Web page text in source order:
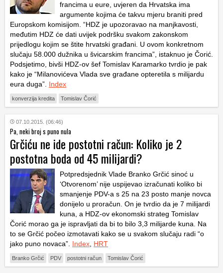
francima u eure, uvjeren da Hrvatska ima
argumente kojima će takvu mjeru braniti pred
Europskom komisijom. “HDZ je upozoravao na manjkavosti,
međutim HDZ će dati uvijek podršku svakom zakonskom
prijedlogu kojim se štite hrvatski građani. U ovom konkretnom
slučaju 58.000 dužnika u švicarskim francima”, istaknuo je Čorić.
Podsjetimo, bivši HDZ-ov šef Tomislav Karamarko tvrdio je pak
kako je “Milanovićeva Vlada sve građane opteretila s milijardu
eura duga”. Index
konverzija kredita Tomislav Čorić
07.10.2015. (06:46)
Pa, neki broj s puno nula
Grčiću ne ide postotni račun: Koliko je 2
postotna boda od 45 milijardi?
Potpredsjednik Vlade Branko Grčić sinoć u
‘Otvorenom’ nije uspijevao izračunati koliko bi
smanjenje PDV-a s 25 na 23 posto manje novca
donijelo u proračun. On je tvrdio da je 7 milijardi
kuna, a HDZ-ov ekonomski strateg Tomislav
Čorić morao ga je ispravljati da bi to bilo 3,3 milijarde kuna. Na
to se Grčić počeo izmotavati kako se u svakom slučaju radi “o
jako puno novaca”. Index HRT
Branko Grčić PDV postotni račun Tomislav Čorić